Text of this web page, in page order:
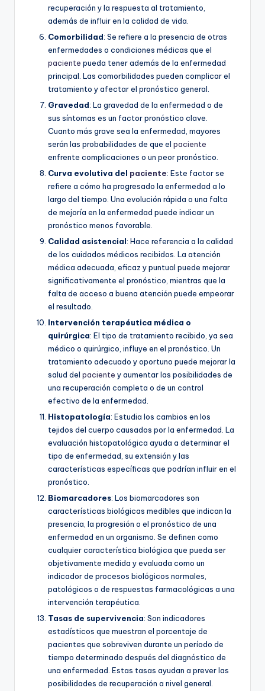
recuperación y la respuesta al tratamiento,
además de influir en la calidad de vida.
Comorbilidad: Se refiere a la presencia de otras
enfermedades o condiciones médicas que el
paciente pueda tener además de la enfermedad
principal. Las comorbilidades pueden complicar el
tratamiento y afectar el pronóstico general.
Gravedad: La gravedad de la enfermedad o de
sus síntomas es un factor pronóstico clave.
Cuanto más grave sea la enfermedad, mayores
serán las probabilidades de que el paciente
enfrente complicaciones o un peor pronóstico.
Curva evolutiva del paciente: Este factor se
refiere a cómo ha progresado la enfermedad a lo
largo del tiempo. Una evolución rápida o una falta
de mejoría en la enfermedad puede indicar un
pronóstico menos favorable.
Calidad asistencial: Hace referencia a la calidad
de los cuidados médicos recibidos. La atención
médica adecuada, eficaz y puntual puede mejorar
significativamente el pronóstico, mientras que la
falta de acceso a buena atención puede empeorar
el resultado.
Intervención terapéutica médica o
quirúrgica: El tipo de tratamiento recibido, ya sea
médico o quirúrgico, influye en el pronóstico. Un
tratamiento adecuado y oportuno puede mejorar la
salud del paciente y aumentar las posibilidades de
una recuperación completa o de un control
efectivo de la enfermedad.
Histopatología: Estudia los cambios en los
tejidos del cuerpo causados por la enfermedad. La
evaluación histopatológica ayuda a determinar el
tipo de enfermedad, su extensión y las
características específicas que podrían influir en el
pronóstico.
Biomarcadores: Los biomarcadores son
características biológicas medibles que indican la
presencia, la progresión o el pronóstico de una
enfermedad en un organismo. Se definen como
cualquier característica biológica que pueda ser
objetivamente medida y evaluada como un
indicador de procesos biológicos normales,
patológicos o de respuestas farmacológicas a una
intervención terapéutica.
Tasas de supervivencia: Son indicadores
estadísticos que muestran el porcentaje de
pacientes que sobreviven durante un período de
tiempo determinado después del diagnóstico de
una enfermedad. Estas tasas ayudan a prever las
posibilidades de recuperación a nivel general.